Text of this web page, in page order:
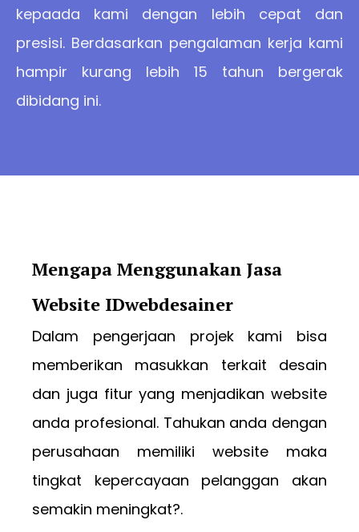
kepaada kami dengan lebih cepat dan
presisi. Berdasarkan pengalaman kerja kami
hampir kurang lebih 15 tahun bergerak
dibidang ini.
Mengapa Menggunakan Jasa
Website IDwebdesainer
Dalam pengerjaan projek kami bisa
memberikan masukkan terkait desain
dan juga fitur yang menjadikan website
anda profesional. Tahukan anda dengan
perusahaan memiliki website maka
tingkat kepercayaan pelanggan akan
semakin meningkat?.